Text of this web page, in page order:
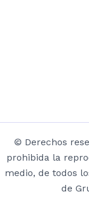
© Derechos
prohibida la
medio, de todos
de